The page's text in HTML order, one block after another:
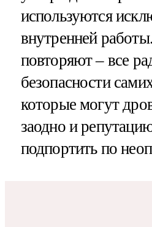
используются
внутренней
повторяют – все
безопасности
которые могут
заодно и
подпортить по